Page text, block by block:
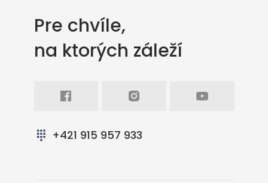
Pre chvíle,
na ktorých záleží
+421 915 957 933